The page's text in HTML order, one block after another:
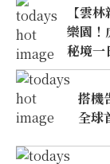
【雲
樂園！
秘境一
搭機
全球